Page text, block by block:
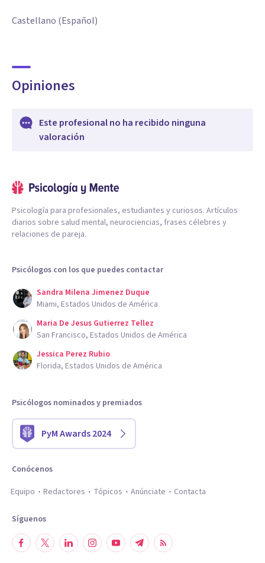
Castellano (Español)
Opiniones
Este profesional no ha recibido ninguna
valoración
Psicología para profesionales, estudiantes y curiosos. Artículos
diarios sobre salud mental, neurociencias, frases célebres y
relaciones de pareja.
Psicólogos con los que puedes contactar
Sandra Milena Jimenez Duque
Miami, Estados Unidos de América
Maria De Jesus Gutierrez Tellez
San Francisco, Estados Unidos de América
Jessica Perez Rubio
Florida, Estados Unidos de América
Psicólogos nominados y premiados
PyM Awards 2024
Conócenos
Equipo
Redactores Tópicos Anúnciate Contacta
Síguenos